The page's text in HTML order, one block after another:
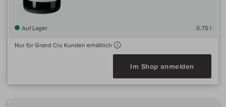
Auf Lager 0,75 l
Nur für Grand Cru Kunden erhältlich
Im Shop anmelden